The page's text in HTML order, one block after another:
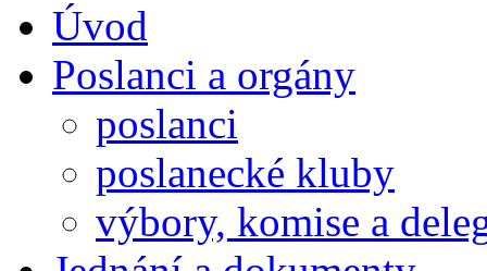
Úvod
Poslanci a orgány
poslanci
poslanecké kluby
výbory, komise a